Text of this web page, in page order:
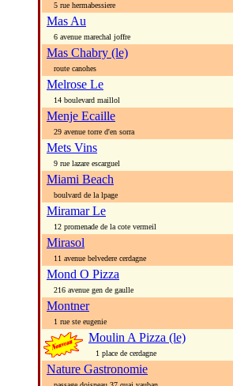
5 rue hermabessiere
Mas Au
6 avenue marechal joffre
Mas Chabry (le)
route canohes
Melrose Le
14 boulevard maillol
Menje Ecaille
29 avenue torre d'en sorra
Mets Vins
9 rue lazare escarguel
Miami Beach
boulvard de la lpage
Miramar Le
12 promenade de la cote vermeil
Mirasol
11 avenue belvedere cerdagne
Mond O Pizza
216 avenue gen de gaulle
Montner
1 rue ste eugenie
Moulin A Pizza (le)
1 place de cerdagne
Nature Gastronomie